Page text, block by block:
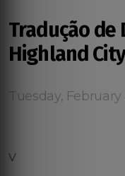
Tradução de
Highland City
Tuesday,
v